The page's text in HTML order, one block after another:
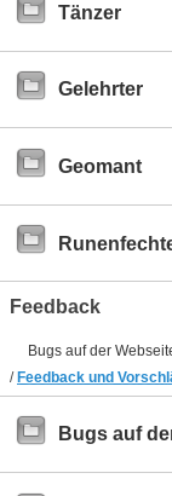
Tänzer
Gelehrter
Geomant
Feedback
Bugs auf der
/ Feedback und
Bugs auf